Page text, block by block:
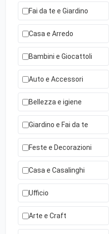
Fai da te e Giardino
Casa e Arredo
Bambini e Giocattoli
Auto e Accessori
Bellezza e igiene
Giardino e Fai da te
Feste e Decorazioni
Casa e Casalinghi
Ufficio
Arte e Craft